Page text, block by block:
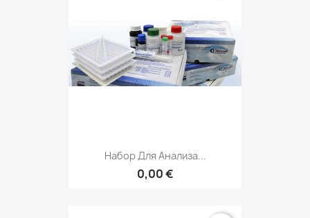
Набор Для Анализа...
0,00 €